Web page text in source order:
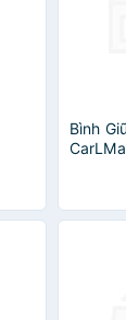
Bình